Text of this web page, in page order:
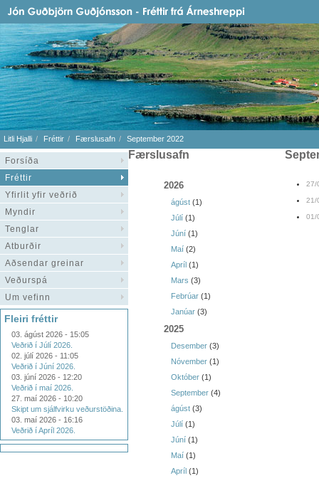
Litli Hjalli Fréttir Færslusafn September 2022
Forsíða
Fréttir
Yfirlit yfir veðrið
Myndir
Tenglar
Atburðir
Aðsendar greinar
Veðurspá
Um vefinn
Fleiri fréttir
03. ágúst 2026 - 15:05
Veðrið í Júlí 2026.
02. júlí 2026 - 11:05
Veðrið í Júní 2026.
03. júní 2026 - 12:20
Veðrið í maí 2026.
27. maí 2026 - 10:20
Skipt um sjálfvirku veðurstöðina.
03. maí 2026 - 16:16
Veðrið í Apríl 2026.
Færslusafn
2026
ágúst (1)
Júlí (1)
Júní (1)
Maí (2)
Apríl (1)
Mars (3)
Febrúar (1)
Janúar (3)
2025
Desember (3)
Nóvember (1)
Október (1)
September (4)
ágúst (3)
Júlí (1)
Júní (1)
Maí (1)
Apríl (1)
27/
21/
01/